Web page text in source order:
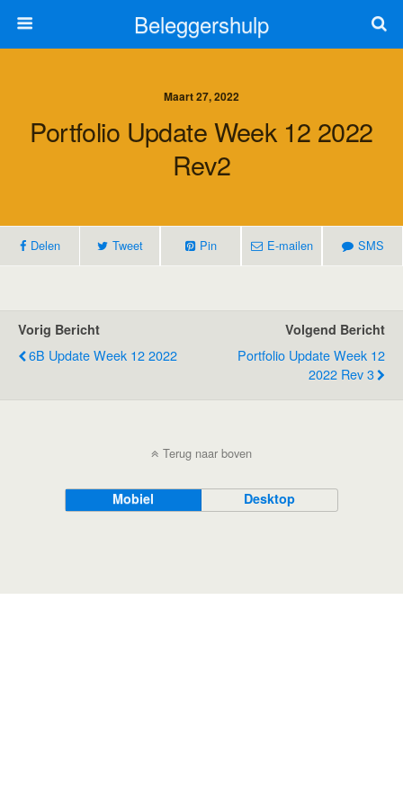
Beleggershulp
Maart 27, 2022
Portfolio Update Week 12 2022
Rev2
Delen Tweet Pin E-mailen SMS
Vorig Bericht
6B Update Week 12 2022
Volgend Bericht
Portfolio Update Week 12
2022 Rev 3
Terug naar boven
Mobiel Desktop